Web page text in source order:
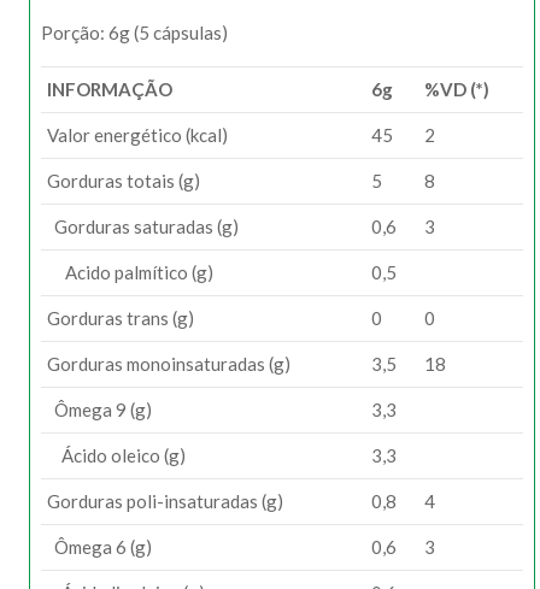
Porção: 6g (5 cápsulas)
INFORMAÇÃO 6g %VD (*)
Valor energético (kcal) 45 2
Gorduras totais (g) 5 8
Gorduras saturadas (g) 0,6 3
Acido palmítico (g) 0,5
Gorduras trans (g) 0 0
Gorduras monoinsaturadas (g) 3,5 18
Ômega 9 (g) 3,3
Ácido oleico (g) 3,3
Gorduras poli-insaturadas (g) 0,8 4
Ômega 6 (g) 0,6 3